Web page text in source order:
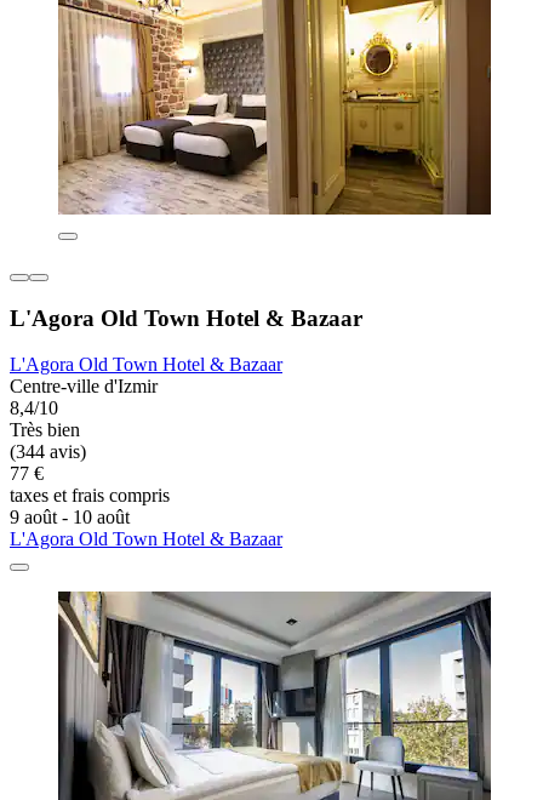
L'Agora Old Town Hotel & Bazaar
L'Agora Old Town Hotel & Bazaar
Centre-ville d'Izmir
8,4/10
Très bien
(344 avis)
77 €
taxes et frais compris
9 août - 10 août
L'Agora Old Town Hotel & Bazaar